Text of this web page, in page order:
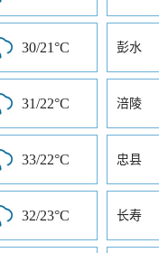
30/21°C 彭水
31/22°C 涪陵
33/22°C 忠县
32/23°C 长寿